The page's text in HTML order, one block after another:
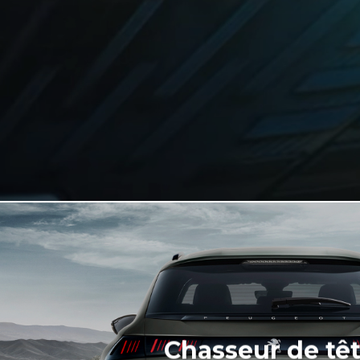
Chasseur de